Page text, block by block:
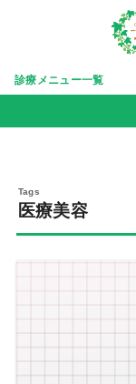
診療メニュー一覧
医療美容